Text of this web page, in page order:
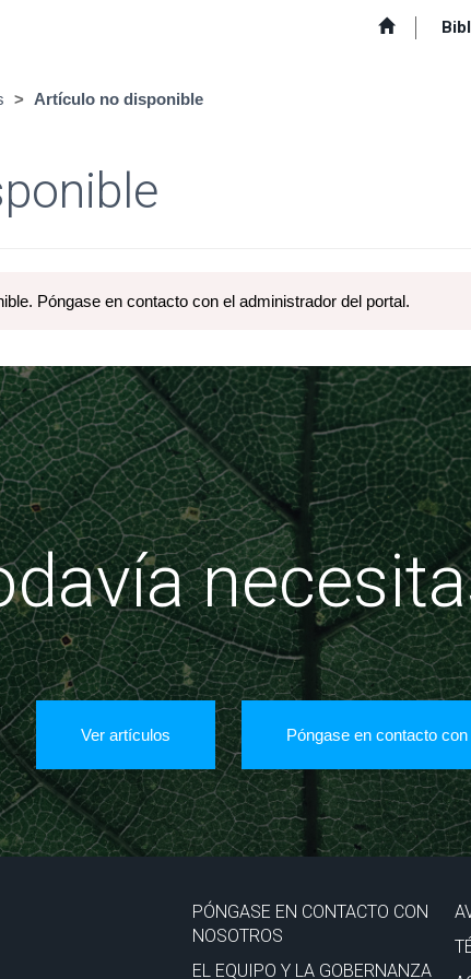
Artículo no disponible
Póngase en contacto con el administrador del portal.
Ver artículos Póngase en contacto
PÓNGASE EN CONTACTO CON
NOSOTROS
EL EQUIPO Y LA GOBERNANZA